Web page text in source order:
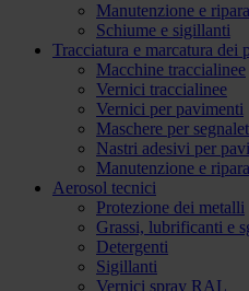
Manutenzione e
Schiume e sigillanti
Tracciatura e marcatura dei
Macchine traccialinee
Vernici traccialinee
Vernici per pavimenti
Maschere per
Nastri adesivi per
Manutenzione e
Aerosol tecnici
Protezione dei metalli
Grassi, lubrificanti e
Detergenti
Sigillanti
Vernici spray RAL